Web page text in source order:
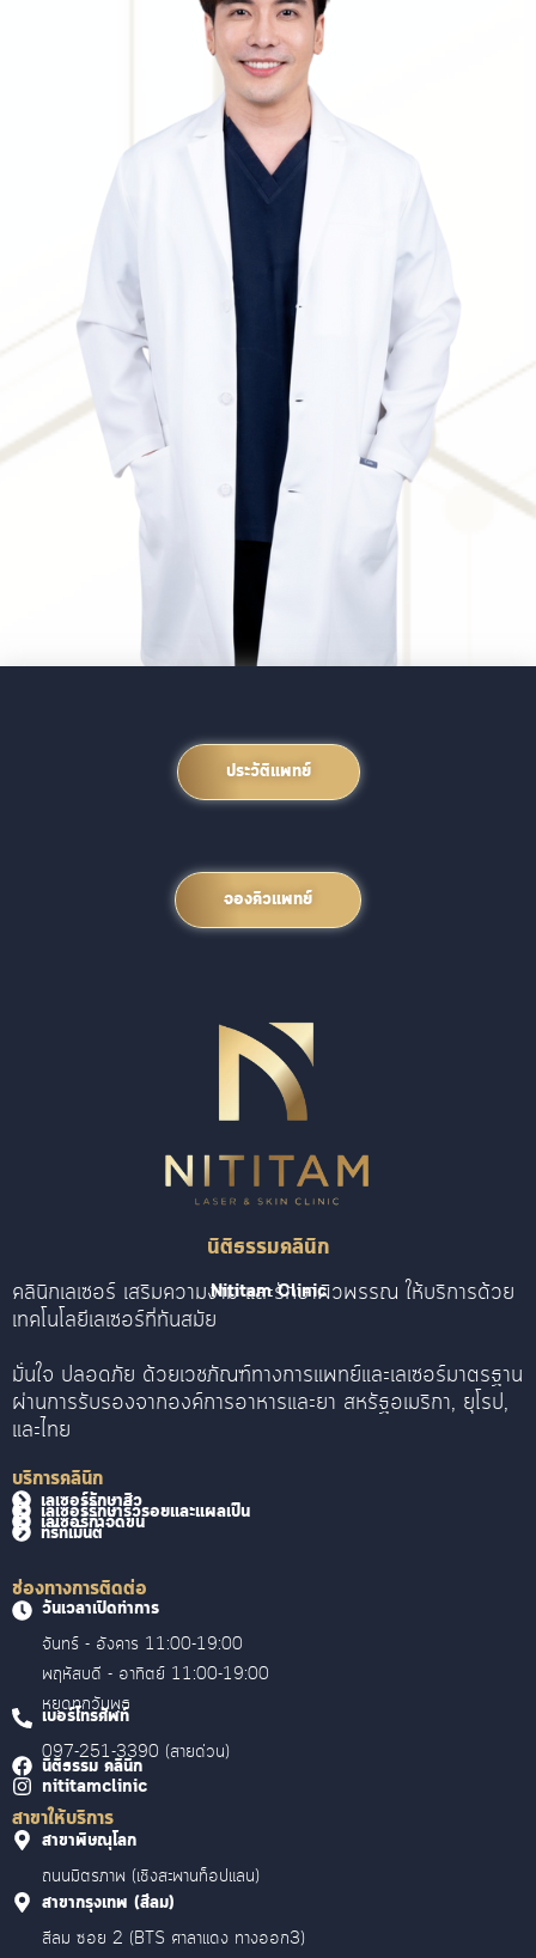
ประวัติแพทย์
จองคิวแพทย์
นิติธรรมคลินิก
Nititam Clinic
คลินิกเลเซอร์ เสริมความงาม และรักษาผิวพรรณ ให้บริการด้วย
เทคโนโลยีเลเซอร์ที่ทันสมัย
มั่นใจ ปลอดภัย ด้วยเวชภัณฑ์ทางการแพทย์และเลเซอร์มาตรฐาน
ผ่านการรับรองจากองค์การอาหารและยา สหรัฐอเมริกา, ยุโรป,
และไทย
บริการคลินิก
เลเซอร์รักษาสิว
เลเซอร์รักษาริ้วรอยและแผลเป็น
เลเซอร์กำจัดขน
ทรีทเม้นต์
ช่องทางการติดต่อ
วันเวลาเปิดทำการ
จันทร์ - อังคาร 11:00-19:00
พฤหัสบดี - อาทิตย์ 11:00-19:00
หยุดทุกวันพุธ
เบอร์โทรศัพท์
097-251-3390 (สายด่วน)
นิติธรรม คลินิก
nititamclinic
สาขาให้บริการ
สาขาพิษณุโลก
ถนนมิตรภาพ (เชิงสะพานท็อปแลน)
สาขากรุงเทพ (สีลม)
สีลม ซอย 2 (BTS ศาลาแดง ทางออก3)